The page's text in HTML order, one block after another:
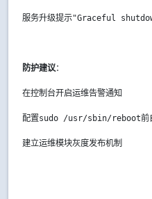
服务升级提示"Graceful
防护建议：
在控制台开启运维告警通知
配置sudo /usr/sbin/reboot前
建立运维模块灰度发布机制